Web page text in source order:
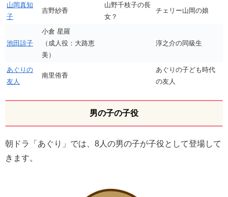
山岡真知
子
吉野紗香
山野千枝子の長
女？
チェリー山岡の娘
池田諒子
小倉 星羅
（成人役：大路恵
美）
淳之介の同級生
あぐりの
友人
南里侑香
あぐりの子ども時代
の友人
男の子の子役
朝ドラ「あぐり」では、8人の男の子が子役として登場して
きます。